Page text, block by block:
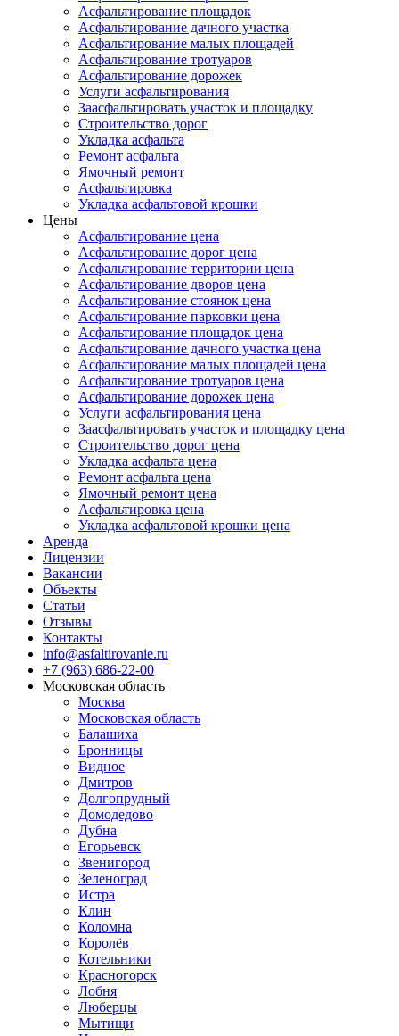
Асфальтирование площадок
Асфальтирование дачного участка
Асфальтирование малых площадей
Асфальтирование тротуаров
Асфальтирование дорожек
Услуги асфальтирования
Заасфальтировать участок и площадку
Строительство дорог
Укладка асфальта
Ремонт асфальта
Ямочный ремонт
Асфальтировка
Укладка асфальтовой крошки
Цены
Асфальтирование цена
Асфальтирование дорог цена
Асфальтирование территории цена
Асфальтирование дворов цена
Асфальтирование стоянок цена
Асфальтирование парковки цена
Асфальтирование площадок цена
Асфальтирование дачного участка цена
Асфальтирование малых площадей цена
Асфальтирование тротуаров цена
Асфальтирование дорожек цена
Услуги асфальтирования цена
Заасфальтировать участок и площадку цена
Строительство дорог цена
Укладка асфальта цена
Ремонт асфальта цена
Ямочный ремонт цена
Асфальтировка цена
Укладка асфальтовой крошки цена
Аренда
Лицензии
Вакансии
Объекты
Статьи
Отзывы
Контакты
info@asfaltirovanie.ru
+7 (963) 686-22-00
Московская область
Москва
Московская область
Балашиха
Бронницы
Видное
Дмитров
Долгопрудный
Домодедово
Дубна
Егорьевск
Звенигород
Зеленоград
Истра
Клин
Коломна
Королёв
Котельники
Красногорск
Лобня
Люберцы
Мытищи